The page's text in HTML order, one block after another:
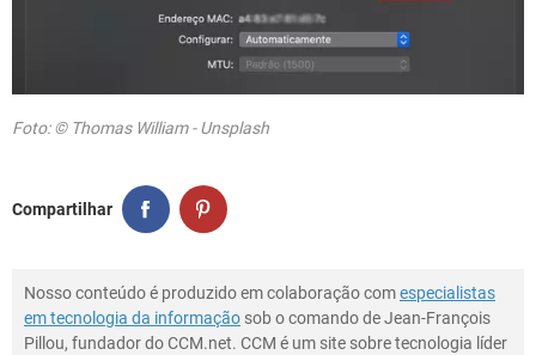
Foto: © Thomas William - Unsplash
Compartilhar
Nosso conteúdo é produzido em colaboração comespecialistas
em tecnologia da informação sob o comando de Jean-François
Pillou, fundador do CCM.net. CCM é um site sobre tecnologia líder